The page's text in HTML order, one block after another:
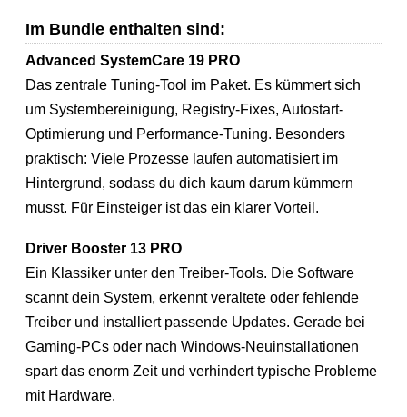
Im Bundle enthalten sind:
Advanced SystemCare 19 PRO
Das zentrale Tuning-Tool im Paket. Es kümmert sich
um Systembereinigung, Registry-Fixes, Autostart-
Optimierung und Performance-Tuning. Besonders
praktisch: Viele Prozesse laufen automatisiert im
Hintergrund, sodass du dich kaum darum kümmern
musst. Für Einsteiger ist das ein klarer Vorteil.
Driver Booster 13 PRO
Ein Klassiker unter den Treiber-Tools. Die Software
scannt dein System, erkennt veraltete oder fehlende
Treiber und installiert passende Updates. Gerade bei
Gaming-PCs oder nach Windows-Neuinstallationen
spart das enorm Zeit und verhindert typische Probleme
mit Hardware.